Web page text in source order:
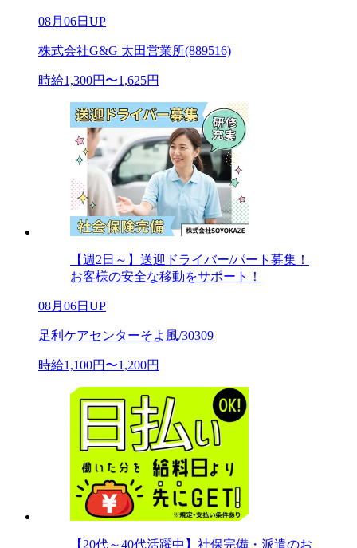
08月06日UP
株式会社G&G 太田営業所(889516)
時給1,300円〜1,625円
【週2日～】送迎ドライバー/パート募集！
お客様の安全な移動をサポート！
08月06日UP
足利ケアセンターそよ風/30309
時給1,100円〜1,200円
【20代～40代活躍中】社保完備・派遣のお